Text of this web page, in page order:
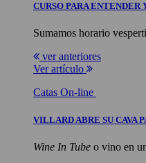
CURSO PARA
Sumamos horario
ver anteriores
Ver artículo
Catas On-line
VILLARD ABRE SU CAVA
Wine In Tube o vino en